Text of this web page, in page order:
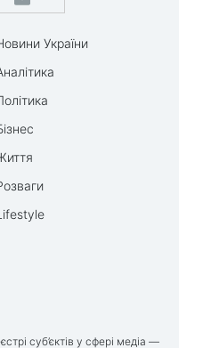
України
суб’єктів у сфері медіа —